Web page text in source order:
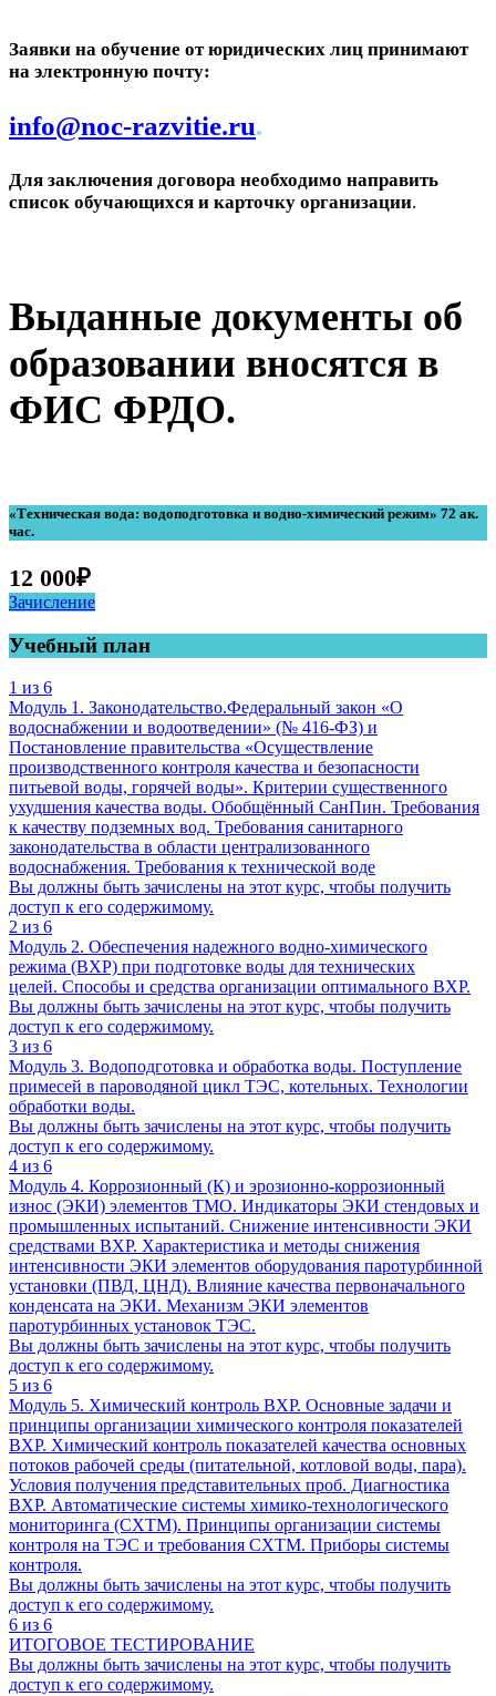
Заявки на обучение от юридических лиц принимают
на электронную почту:
info@noc-razvitie.ru.
Для заключения договора необходимо направить
список обучающихся и карточку организации.
Выданные документы об
образовании вносятся в
ФИС ФРДО.
«Техническая вода: водоподготовка и водно-химический режим» 72 ак.
час.
12 000₽
Зачисление
Учебный план
1 из 6
Модуль 1. Законодательство.Федеральный закон «О
водоснабжении и водоотведении» (№ 416-ФЗ) и
Постановление правительства «Осуществление
производственного контроля качества и безопасности
питьевой воды, горячей воды». Критерии существенного
ухудшения качества воды. Обобщённый СанПин. Требования
к качеству подземных вод. Требования санитарного
законодательства в области централизованного
водоснабжения. Требования к технической воде
Вы должны быть зачислены на этот курс, чтобы получить
доступ к его содержимому.
2 из 6
Модуль 2. Обеспечения надежного водно-химического
режима (ВХР) при подготовке воды для технических
целей. Способы и средства организации оптимального ВХР.
Вы должны быть зачислены на этот курс, чтобы получить
доступ к его содержимому.
3 из 6
Модуль 3. Водоподготовка и обработка воды. Поступление
примесей в пароводяной цикл ТЭС, котельных. Технологии
обработки воды.
Вы должны быть зачислены на этот курс, чтобы получить
доступ к его содержимому.
4 из 6
Модуль 4. Коррозионный (К) и эрозионно-коррозионный
износ (ЭКИ) элементов ТМО. Индикаторы ЭКИ стендовых и
промышленных испытаний. Снижение интенсивности ЭКИ
средствами ВХР. Характеристика и методы снижения
интенсивности ЭКИ элементов оборудования паротурбинной
установки (ПВД, ЦНД). Влияние качества первоначального
конденсата на ЭКИ. Механизм ЭКИ элементов
паротурбинных установок ТЭС.
Вы должны быть зачислены на этот курс, чтобы получить
доступ к его содержимому.
5 из 6
Модуль 5. Химический контроль ВХР. Основные задачи и
принципы организации химического контроля показателей
ВХР. Химический контроль показателей качества основных
потоков рабочей среды (питательной, котловой воды, пара).
Условия получения представительных проб. Диагностика
ВХР. Автоматические системы химико-технологического
мониторинга (СХТМ). Принципы организации системы
контроля на ТЭС и требования СХТМ. Приборы системы
контроля.
Вы должны быть зачислены на этот курс, чтобы получить
доступ к его содержимому.
6 из 6
ИТОГОВОЕ ТЕСТИРОВАНИЕ
Вы должны быть зачислены на этот курс, чтобы получить
доступ к его содержимому.